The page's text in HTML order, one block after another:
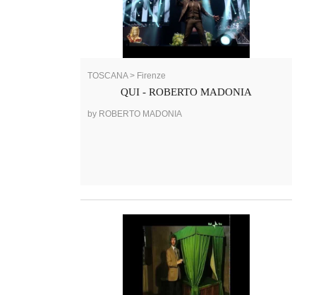
TOSCANA > Firenze
QUI - ROBERTO MADONIA
by ROBERTO MADONIA